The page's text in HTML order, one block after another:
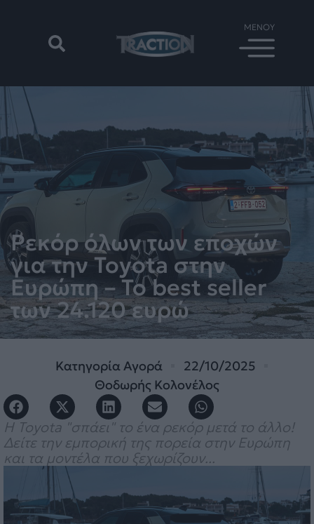
Ρεκόρ όλων των εποχών
για την Toyota στην
Ευρώπη – Το best seller
των 24.120 ευρώ
ΚατηγορίαΑγορά
22/10/2025
Θοδωρής Κολονέλος
Η Toyota "σπάει" το ένα ρεκόρ μετά το άλλο!
Δείτε την εμπορική της πορεία στην Ευρώπη
και τα μοντέλα που ξεχωρίζουν...